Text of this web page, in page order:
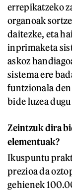
errepikatzeko
organoak
daitezke, eta
inprimaketa
askoz
sistema ere
funtzionala
bide luzea
Zeintzuk dira
elementuak?
Ikuspuntu
prezioa da
gehienek